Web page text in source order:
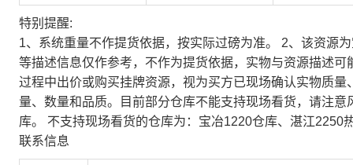
特别提醒:
1、系统重量不作提货依据，按实际过磅为准。 2、该资源
等描述信息仅作参考，不作为提货依据，实物与资源描述
过程中出价或购买挂牌资源，视为买方已现场确认实物质
量、数量和品质。目前部分仓库不能支持现场看货，请注
库。 不支持现场看货的仓库为：宝冶1220仓库、湛江2250
联系信息